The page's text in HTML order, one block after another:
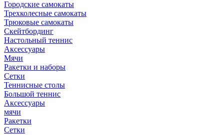
Городские самокаты
Трехколесные самокаты
Трюковые самокаты
Скейтбординг
Настольный теннис
Аксессуары
Мячи
Ракетки и наборы
Сетки
Теннисные столы
Большой теннис
Аксессуары
мячи
Ракетки
Сетки